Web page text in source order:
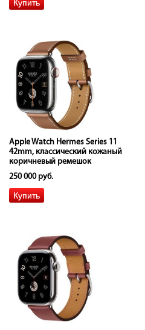
Apple Watch Hermes Series 11
42mm, классический кожаный
коричневый ремешок
250 000 руб.